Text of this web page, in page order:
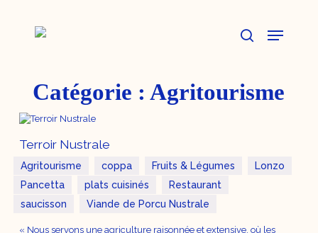
Menu
Catégorie :Agritourisme
Terroir Nustrale
Agritourisme coppa Fruits & Légumes
Lonzo
Pancetta
plats cuisinés
Restaurant
saucisson
Viande de Porcu Nustrale
« Nous servons une agriculture raisonnée et extensive, où les